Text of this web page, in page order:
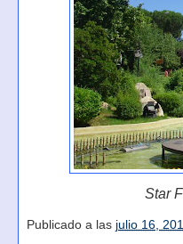
Star
Publicado a las julio 16,